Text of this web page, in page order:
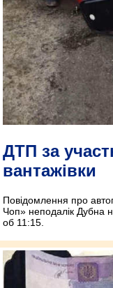
ДТП за
вантажівки
Повідомлення про
Чоп» неподалік Дубна
об 11:15.